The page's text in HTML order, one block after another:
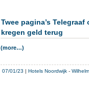
Twee pagina’s
kregen geld terug
(more…)
07/01/23 Hotels Noordwijk -